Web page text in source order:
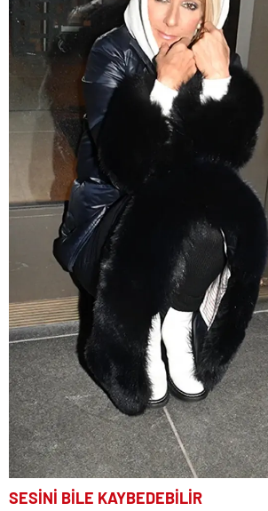
SESİNİ BİLE KAYBEDEBİLİR